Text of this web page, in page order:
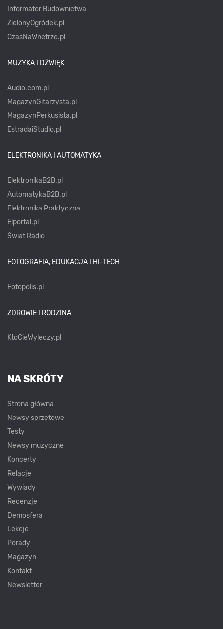
Informator Budownictwa
ZielonyOgródek.pl
CzasNaWnetrze.pl
MUZYKA I DŹWIĘK
Audio.com.pl
MagazynGitarzysta.pl
MagazynPerkusista.pl
EstradaiStudio.pl
ELEKTRONIKA I AUTOMATYKA
ElektronikaB2B.pl
AutomatykaB2B.pl
Elektronika Praktyczna
Elportal.pl
Świat Radio
FOTOGRAFIA, EDUKACJA I HI-TECH
Fotopolis.pl
ZDROWIE I RODZINA
KtoCieWyleczy.pl
NA SKRÓTY
Strona główna
Newsy sprzętowe
Testy
Newsy muzyczne
Koncerty
Relacje
Wywiady
Recenzje
Demosfera
Lekcje
Porady
Magazyn
Kontakt
Newsletter